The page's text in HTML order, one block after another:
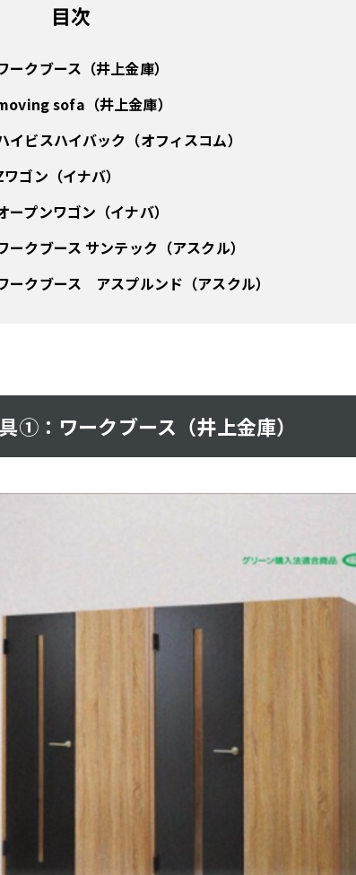
目次
クブース（井上金庫）
sofa（井上金庫）
ビスハイバック（オフィスコム）
ゴン（イナバ）
プンワゴン（イナバ）
クブース サンテック（アスクル）
クブース アスプルンド（アスクル）
①：ワークブース（井上金庫）